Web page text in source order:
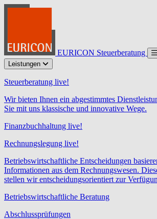
EURICON Steuerberatung
Leistungen
Steuerberatung live!
Wir bieten Ihnen ein abgestimmtes
Sie mit uns klassische und innovative Wege.
Finanzbuchhaltung live!
Rechnungslegung live!
Betriebswirtschaftliche Entscheidungen
Informationen aus dem Rechnungswesen.
stellen wir entscheidungsorientiert zur
Betriebswirtschaftliche Beratung
Abschlussprüfungen